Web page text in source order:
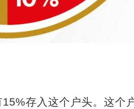
存入这个户头。这个